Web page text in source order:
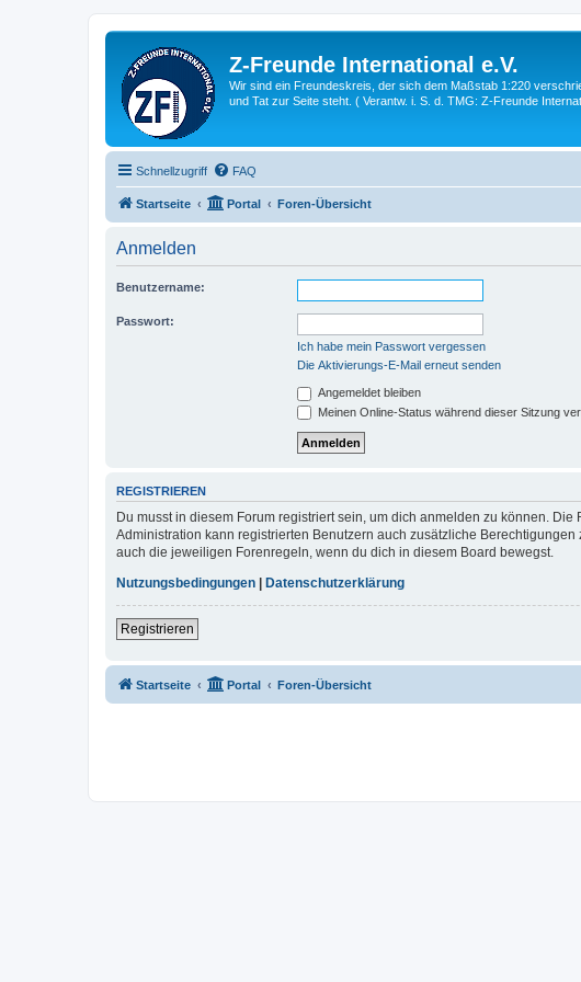
Z-Freunde International e.V.
Wir sind ein Freundeskreis, der sich dem Maßstab 1:220
und Tat zur Seite steht. ( Verantw. i. S. d. TMG: Z-Freunde
Schnellzugriff FAQ
Startseite Portal Foren-Übersicht
Anmelden
Benutzername:
Passwort:
Ich habe mein Passwort vergessen
Die Aktivierungs-E-Mail erneut senden
Angemeldet bleiben
Meinen Online-Status während dieser Sitzung
REGISTRIEREN
Du musst in diesem Forum registriert sein, um dich anmelden zu können.
Administration kann registrierten Benutzern auch zusätzliche
auch die jeweiligen Forenregeln, wenn du dich in diesem Board bewegst.
Nutzungsbedingungen | Datenschutzerklärung
Registrieren
Startseite Portal Foren-Übersicht